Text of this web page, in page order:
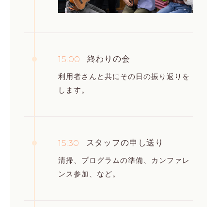
15:00 終わりの会
利用者さんと共にその日の振り返りを
します。
15:30 スタッフの申し送り
清掃、プログラムの準備、カンファレ
ンス参加、など。